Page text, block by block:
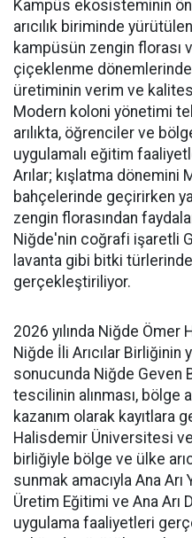
Kampüs ekosisteminin
arıcılık biriminde
kampüsün zengin florası
çiçeklenme
üretiminin verim ve
Modern koloni yönetimi
arılıkta, öğrenciler ve
uygulamalı eğitim
Arılar; kışlatma dönemini
bahçelerinde geçirirken
zengin florasından
Niğde'nin coğrafi işaretli
lavanta gibi bitki
gerçekleştiriliyor.
2026 yılında Niğde
Niğde İli Arıcılar Birliğinin
sonucunda Niğde Geven
tescilinin alınması, bölge
kazanım olarak kayıtlara
Halisdemir Üniversitesi
birliğiyle bölge ve ülke
sunmak amacıyla Ana
Üretim Eğitimi ve Ana Arı
uygulama faaliyetleri